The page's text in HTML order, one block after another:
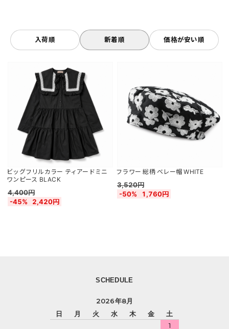
入荷順 新着順 価格が安い順
ビッグフリルカラー ティアードミニ
ワンピース BLACK
4,400円
-45%
2,420円
フラワー 総柄 ベレー帽 WHITE
3,520円
-50%
1,760円
SCHEDULE
2026年8月
日
月 火 水 木 金
土
1